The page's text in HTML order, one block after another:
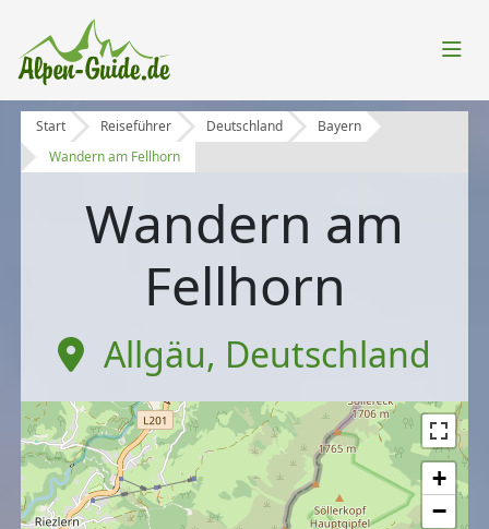
Start Reiseführer Deutschland
Bayern
Wandern am Fellhorn
Wandern am
Fellhorn
Allgäu, Deutschland
+
−